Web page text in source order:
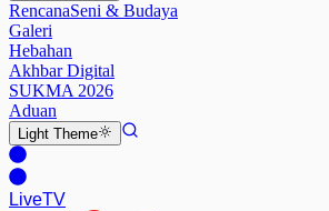
RencanaSeni & Budaya
Galeri
Hebahan
Akhbar Digital
SUKMA 2026
Aduan
Light Theme
LiveTV